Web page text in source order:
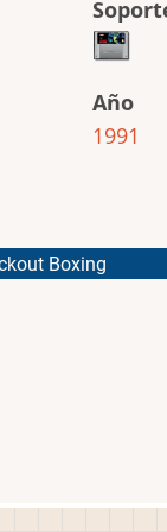
Año
1991
Boxing